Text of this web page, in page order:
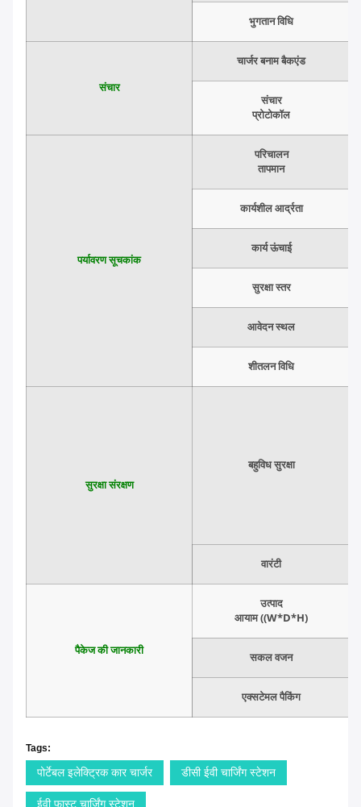
भुगतान विधि
संचार
चार्जर बनाम बैकएंड
संचार
प्रोटोकॉल
पर्यावरण सूचकांक
परिचालन
तापमान
कार्यशील आर्द्रता
कार्य ऊंचाई
सुरक्षा स्तर
आवेदन स्थल
शीतलन विधि
सुरक्षा संरक्षण
बहुविध सुरक्षा
वारंटी
पैकेज की जानकारी
उत्पाद
आयाम ((W*D*H)
सकल वजन
एक्सटेमल पैकिंग
Tags:
पोर्टेबल इलेक्ट्रिक कार चार्जर डीसी ईवी चार्जिंग स्टेशन
ईवी फास्ट चार्जिंग स्टेशन